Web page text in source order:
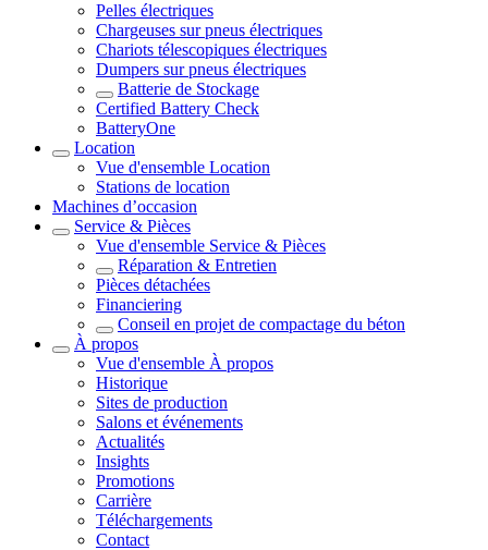
Pelles électriques
Chargeuses sur pneus électriques
Chariots télescopiques électriques
Dumpers sur pneus électriques
Batterie de Stockage
Certified Battery Check
BatteryOne
Location
Vue d'ensemble Location
Stations de location
Machines d’occasion
Service & Pièces
Vue d'ensemble Service & Pièces
Réparation & Entretien
Pièces détachées
Financiering
Conseil en projet de compactage du béton
À propos
Vue d'ensemble À propos
Historique
Sites de production
Salons et événements
Actualités
Insights
Promotions
Carrière
Téléchargements
Contact